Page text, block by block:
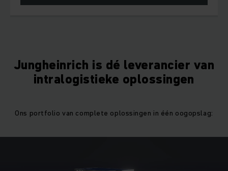
Jungheinrich is dé leverancier van
intralogistieke oplossingen
Ons portfolio van complete oplossingen in één oogopslag: